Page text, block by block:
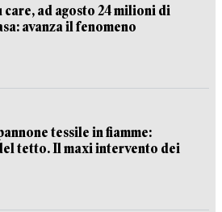
care, ad agosto 24 milioni di
avanza il fenomeno
tessile in fiamme:
tetto. Il maxi intervento dei